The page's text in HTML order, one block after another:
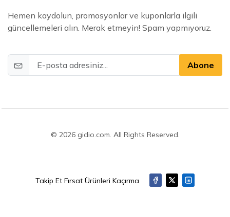
Hemen kaydolun, promosyonlar ve kuponlarla ilgili
güncellemeleri alın. Merak etmeyin! Spam yapmıyoruz.
Abone
© 2026 gidio.com. All Rights Reserved.
Takip Et Fırsat Ürünleri Kaçırma